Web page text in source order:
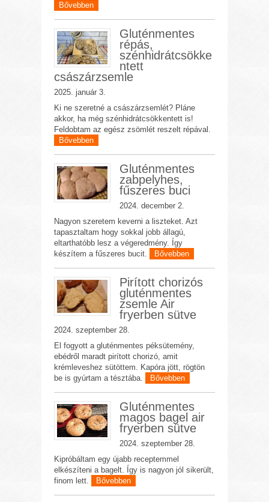
Bővebben
Gluténmentes
répás,
szénhidrátcsökke
ntett
császárzsemle
2025. január 3.
Ki ne szeretné a császárzsemlét? Pláne
akkor, ha még szénhidrátcsökkentett is!
Feldobtam az egész zsömlét reszelt répával.
Bővebben
Gluténmentes
zabpelyhes,
fűszeres buci
2024. december 2.
Nagyon szeretem keverni a liszteket. Azt
tapasztaltam hogy sokkal jobb állagú,
eltarthatóbb lesz a végeredmény. Így
készítem a fűszeres bucit.
Bővebben
Pirított chorizós
gluténmentes
zsemle Air
fryerben sütve
2024. szeptember 28.
El fogyott a gluténmentes péksütemény,
ebédről maradt pirított chorizó, amit
krémleveshez sütöttem. Kapóra jött, rögtön
be is gyúrtam a tésztába.
Bővebben
Gluténmentes
magos bagel air
fryerben sütve
2024. szeptember 28.
Kipróbáltam egy újabb receptemmel
elkészíteni a bagelt. Így is nagyon jól sikerült,
finom lett.
Bővebben